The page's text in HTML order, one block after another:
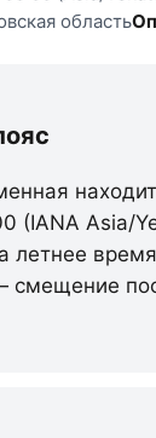
область
(IANA Asia/
летнее
смещение